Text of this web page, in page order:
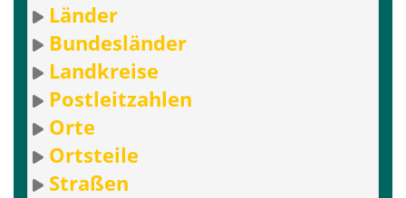
Länder
Bundesländer
Landkreise
Postleitzahlen
Orte
Ortsteile
Straßen